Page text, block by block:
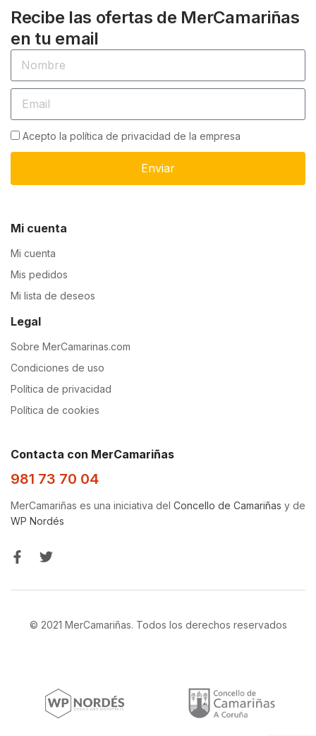
Recibe las ofertas de MerCamariñas
en tu email
Acepto la política de privacidad de la empresa
Enviar
Mi cuenta
Mi cuenta
Mis pedidos
Mi lista de deseos
Legal
Sobre MerCamarinas.com
Condiciones de uso
Política de privacidad
Política de cookies
Contacta con MerCamariñas
981 73 70 04
MerCamariñas es una iniciativa del Concello de Camariñas y de
WP Nordés
© 2021 MerCamariñas. Todos los derechos reservados